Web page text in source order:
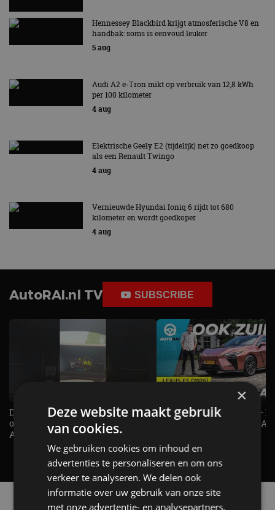
Hennessey Blackbird krijgt atmosferische V8 en
handbak: soms is eenvoud leuker
5 aug
Audi A2 e-Tron mikt op verbruik van 12,8 kWh
per 100 kilometer
4 aug
Elektrische Geely E2 (tijdelijk) net zo goedkoop
als een Renault Twingo
4 aug
Vernieuwde Hyundai Ioniq 6 rijdt tot 680
kilometer en wordt goedkoper
4 aug
AutoRAI.nl TV SUBSCRIBE
De Renault Twingo heeft een
opvallende snelheidsmeter! -
AutoRAI TV
De perfecte (gezins)taxi? -
ES500e (2026) - REVIEW -
UITGELEGD! - AutoRAI TV
Alle automerken
×
Deze website maakt gebruik
van cookies.
We gebruiken cookies om inhoud en
advertenties te personaliseren en om ons
verkeer te analyseren. We delen ook
informatie over uw gebruik van onze site
met onze advertentie- en analysepartners,